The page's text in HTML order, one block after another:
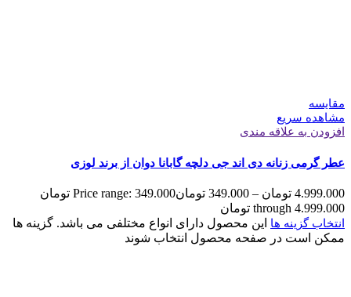
مقایسه
مشاهده سریع
افزودن به علاقه مندی
عطر گرمی زنانه دی اند جی دلچه گابانا دوان از برند لوزی
4.999.000 تومان –
349.000 تومان
Price range: 349.000 تومان
through 4.999.000 تومان
انتخاب گزینه ها
این محصول دارای انواع مختلفی می باشد. گزینه ها
ممکن است در صفحه محصول انتخاب شوند